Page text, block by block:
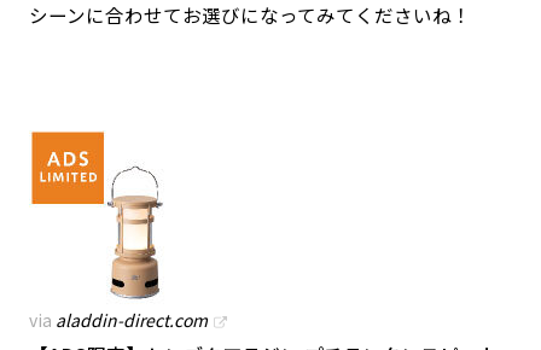
シーンに合わせてお選びになってみてくださいね！
via aladdin-direct.com